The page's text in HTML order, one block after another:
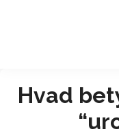
Hvad